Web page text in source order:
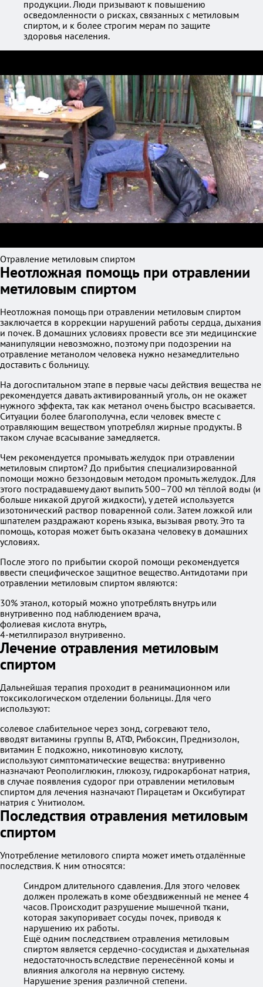
продукции. Люди призывают к повышению
осведомленности о рисках, связанных с метиловым
спиртом, и к более строгим мерам по защите
здоровья населения.
Отравление метиловым спиртом
Неотложная помощь при отравлении
метиловым спиртом
Неотложная помощь при отравлении метиловым спиртом
заключается в коррекции нарушений работы сердца, дыхания
и почек. В домашних условиях провести все эти медицинские
манипуляции невозможно, поэтому при подозрении на
отравление метанолом человека нужно незамедлительно
доставить с больницу.
На догоспитальном этапе в первые часы действия вещества не
рекомендуется давать активированный уголь, он не окажет
нужного эффекта, так как метанол очень быстро всасывается.
Ситуации более благополучна, если человек вместе с
отравляющим веществом употреблял жирные продукты. В
таком случае всасывание замедляется.
Чем рекомендуется промывать желудок при отравлении
метиловым спиртом? До прибытия специализированной
помощи можно беззондовым методом промыть желудок. Для
этого пострадавшему дают выпить 500–700 мл тёплой воды (и
больше никакой другой жидкости), у детей используется
изотонический раствор поваренной соли. Затем ложкой или
шпателем раздражают корень языка, вызывая рвоту. Это та
помощь, которая может быть оказана человеку в домашних
условиях.
После этого по прибытии скорой помощи рекомендуется
ввести специфическое защитное вещество. Антидотами при
отравлении метиловым спиртом являются:
30% этанол, который можно употреблять внутрь или
внутривенно под наблюдением врача,
фолиевая кислота внутрь,
4-метилпиразол внутривенно.
Лечение отравления метиловым
спиртом
Дальнейшая терапия проходит в реанимационном или
токсикологическом отделении больницы. Для чего
используют:
солевое слабительное через зонд, согревают тело,
вводят витамины группы B, АТФ, Рибоксин, Преднизолон,
витамин E подкожно, никотиновую кислоту,
используют симптоматические вещества: внутривенно
назначают Реополиглюкин, глюкозу, гидрокарбонат натрия,
в случае появления судорог при отравлении метиловым
спиртом для лечения назначают Пирацетам и Оксибутират
натрия с Унитиолом.
Последствия отравления метиловым
спиртом
Употребление метилового спирта может иметь отдалённые
последствия. К ним относятся:
Синдром длительного сдавления. Для этого человек
должен пролежать в коме обездвиженный не менее 4
часов. Происходит разрушение мышечной ткани,
которая закупоривает сосуды почек, приводя к
нарушению их работы.
Ещё одним последствием отравления метиловым
спиртом является сердечно-сосудистая и дыхательная
недостаточность вследствие перенесённой комы и
влияния алкоголя на нервную систему.
Нарушение зрения различной степени.